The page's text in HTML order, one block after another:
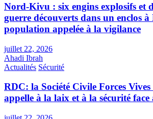
Nord-Kivu : six engins explosifs et
guerre découverts dans un enclos à
population appelée à la vigilance
juillet 22, 2026
Ahadi Ibrah
Actualités Sécurité
RDC: la Société Civile Forces
appelle à la laix et à la sécurité face